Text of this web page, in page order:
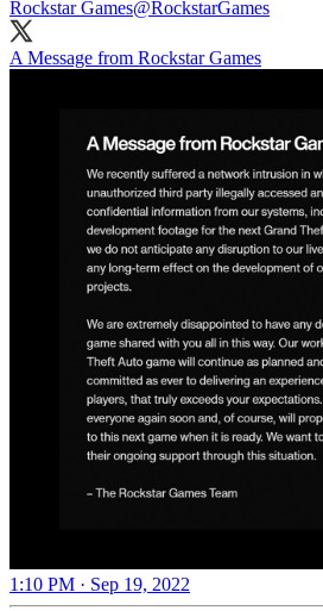
Rockstar Games@RockstarGames
A Message from Rockstar Games
1:10 PM · Sep 19, 2022